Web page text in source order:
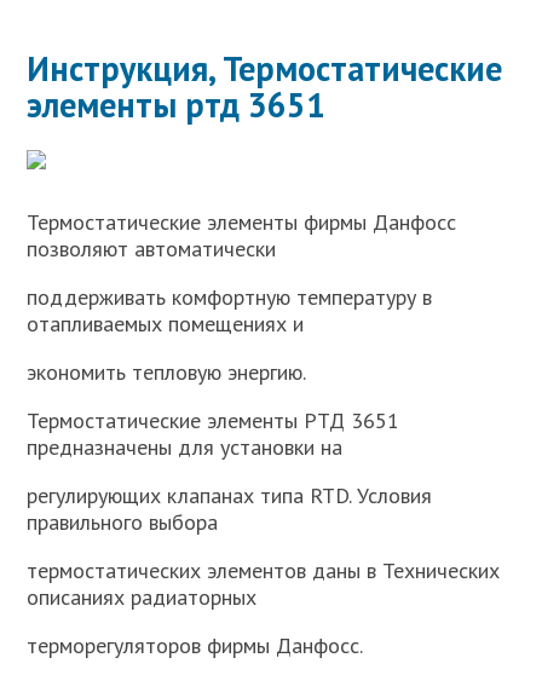
Инструкция, Термостатические
элементы ртд 3651
Термостатические элементы фирмы Данфосс
позволяют автоматически
поддерживать комфортную температуру в
отапливаемых помещениях и
экономить тепловую энергию.
Термостатические элементы РТД 3651
предназначены для установки на
регулирующих клапанах типа RTD. Условия
правильного выбора
термостатических элементов даны в Технических
описаниях радиаторных
терморегуляторов фирмы Данфосс.